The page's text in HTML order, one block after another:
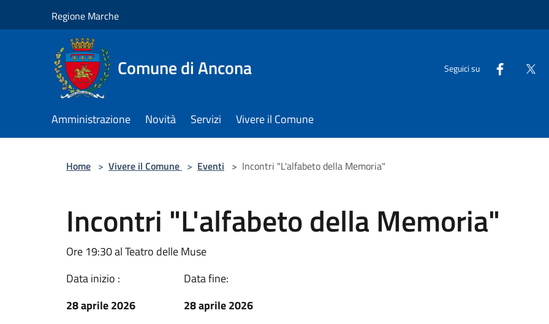
Regione Marche
Comune di Ancona Seguici su
Amministrazione Novità Servizi Vivere il Comune
Home > Vivere il Comune > Eventi > Incontri "L'alfabeto della Memoria"
Incontri "L'alfabeto della Memoria"
Ore 19:30 al Teatro delle Muse
Data inizio :
28 aprile 2026
Data fine:
28 aprile 2026